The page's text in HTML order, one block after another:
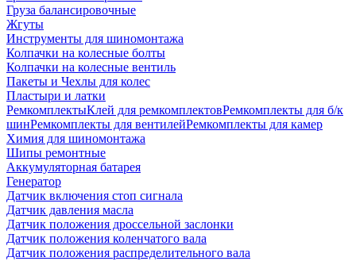
Груза балансировочные
Жгуты
Инструменты для шиномонтажа
Колпачки на колесные болты
Колпачки на колесные вентиль
Пакеты и Чехлы для колес
Пластыри и латки
РемкомплектыКлей для ремкомплектовРемкомплекты для б/к
шинРемкомплекты для вентилейРемкомплекты для камер
Химия для шиномонтажа
Шипы ремонтные
Аккумуляторная батарея
Генератор
Датчик включения стоп сигнала
Датчик давления масла
Датчик положения дроссельной заслонки
Датчик положения коленчатого вала
Датчик положения распределительного вала